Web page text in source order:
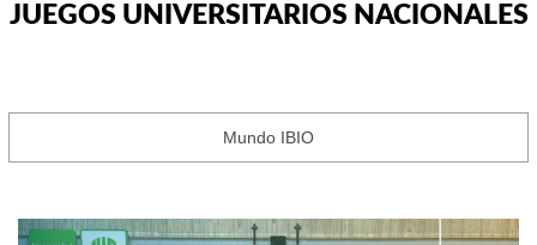
JUEGOS UNIVERSITARIOS NACIONALES
Mundo IBIO